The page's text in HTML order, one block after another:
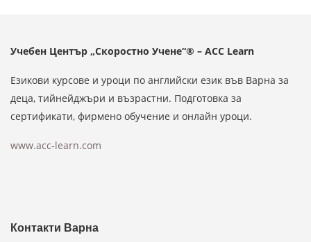
Учебен Център „Скоростно Учене“® – ACC Learn
Езикови курсове и уроци по английски език във Варна за
деца, тийнейджъри и възрастни. Подготовка за
сертификати, фирмено обучение и онлайн уроци.
www.acc-learn.com
Контакти Варна